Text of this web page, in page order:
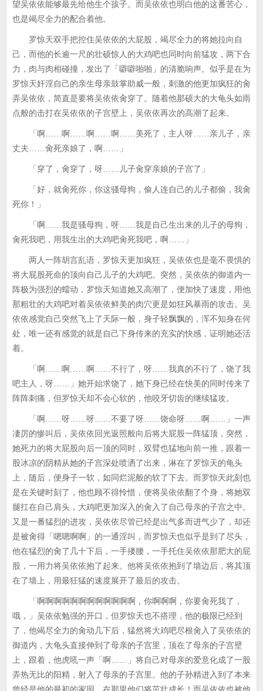
望吴依依能够最先给他生个孩子。而吴依依也明白他的这番苦心，
也是竭尽全力的配合着他。
罗惊天双手把控住吴依依的大屁股，竭尽全力的将她拉向自
己，而他的长逾一尺的壮硕惊人的大鸡吧也同时向前猛攻，两下合
力，肉与肉相碰撞，发出了「噼噼啪啪」的清脆响声。似乎是在为
罗惊天奸淫自己的亲生母亲鼓掌助威一般，刺激的他更加疯狂的肏
弄吴依依，简直是要将吴依依肏穿了。随着他那硕大的大龟头如雨
点般的击打在吴依依的子宫壁上，吴依依再次的高潮了起来。
「啊……啊……啊……啊……美死了，主人呀……亲儿子，亲
丈夫……肏死亲娘了，啊……」
「穿了，肏穿了，呀……儿子肏穿亲娘的子宫了」
「好，就肏死你，你这骚母狗，偷人连自己的儿子都偷，我肏
死你！」
「啊……我是骚母狗，呀……我是自己生出来的儿子的母狗，
肏死我吧，用我生出的大鸡吧肏死我吧，啊……」
两人一阵胡言乱语，罗惊天更加疯狂，吴依依也是毫不畏惧的
将大屁股死命的顶向自己儿子的大鸡吧。突然，吴依依的御道内一
阵极为强烈的蠕动，罗惊天知道她又高潮了，便加快了速度，用他
那粗壮的大鸡吧对着吴依依鲜美的肉穴更是如狂风暴雨的攻击。吴
依依感觉自己突然飞上了天际一般，身子轻飘飘的，浑不知身在何
处，唯一还有感觉的就是自己下身传来的充实的快感，证明她还活
着。
「啊……啊……啊……不行了，呀……我真的不行了，饶了我
吧主人，呀……」她开始求饶了，她下身已经在快美的同时传来了
阵阵刺痛，但罗惊天却不会心软的，他咬牙切齿的继续猛攻。
「啊……呀……呀……不要了呀……饶命呀……啊……」一声
凄厉的惨叫后，吴依依回光返照般向后将大屁股一阵猛顶，突然，
她死力的将大屁股向后一顶的同时，双臂也猛地向前一推，跟着一
股冰凉的阴精从她的子宫深处喷洒了出来，淋在了罗惊天的龟头
上，随后，便身子一软，如同烂泥般的软了下去。而罗惊天此刻也
是在关键时刻了，他也顾不得怜惜，便将吴依依翻了个身，将她双
腿扛在自己肩头，大鸡吧更加深入的肏入了自己母亲的子宫之中。
又是一番猛烈的进攻，吴依依尽管已经是出气多而进气少了，却还
是被肏得「嗯嗯啊啊」的一通淫叫，而罗惊天也似乎是到了尽头，
他在猛烈的肏了几十下后，一手搂腰，一手托住吴依依那肥大的屁
股，一用力将吴依依抱了起来。他将吴依依抱到了墙边后，将其顶
在了墙上，用最狂猛的速度展开了最后的攻击。
「啊啊啊啊啊啊啊啊啊啊啊啊，你啊啊啊，你要肏死我了，
哦，」吴依依勉强的开口，但罗惊天也不搭理，他的极限已经到
了，他竭尽全力的肏动几下后，猛然将大鸡吧尽根肏入了吴依依的
御道内，大龟头直接伸到了母亲的子宫里，顶在了母亲的子宫壁
上，跟着，他虎吼一声「啊……」将自己对母亲的爱意化成了一股
弄热无比的阳精，射入了母亲的子宫里。他的子孙精进入到了本来